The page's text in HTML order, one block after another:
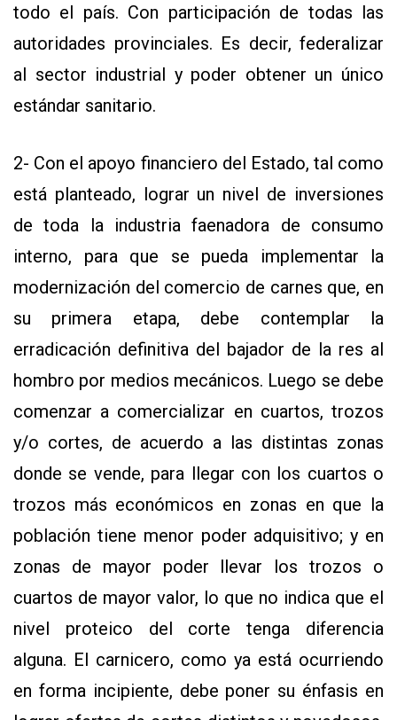
todo el país. Con participación de todas las
autoridades provinciales. Es decir, federalizar
al sector industrial y poder obtener un único
estándar sanitario.
2- Con el apoyo financiero del Estado, tal como
está planteado, lograr un nivel de inversiones
de toda la industria faenadora de consumo
interno, para que se pueda implementar la
modernización del comercio de carnes que, en
su primera etapa, debe contemplar la
erradicación definitiva del bajador de la res al
hombro por medios mecánicos. Luego se debe
comenzar a comercializar en cuartos, trozos
y/o cortes, de acuerdo a las distintas zonas
donde se vende, para llegar con los cuartos o
trozos más económicos en zonas en que la
población tiene menor poder adquisitivo; y en
zonas de mayor poder llevar los trozos o
cuartos de mayor valor, lo que no indica que el
nivel proteico del corte tenga diferencia
alguna. El carnicero, como ya está ocurriendo
en forma incipiente, debe poner su énfasis en